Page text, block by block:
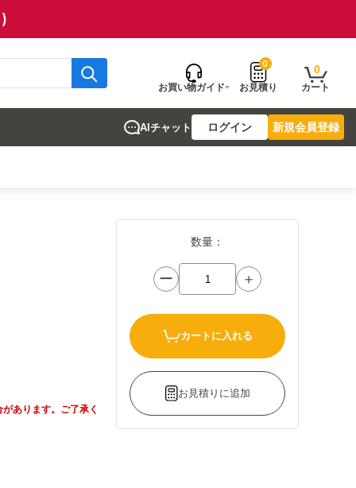
お買い物ガイド
0
お見積り
0
カート
AIチャット ログイン 新規会員登録
あります。ご了承く
数量：
ー ＋
カートに入れる
お見積りに追加